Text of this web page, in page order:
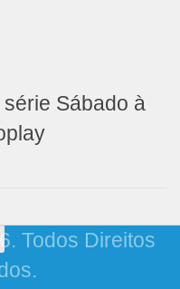
Sábado à
Todos Direitos